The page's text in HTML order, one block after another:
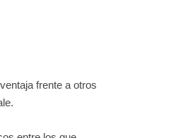
frente a otros